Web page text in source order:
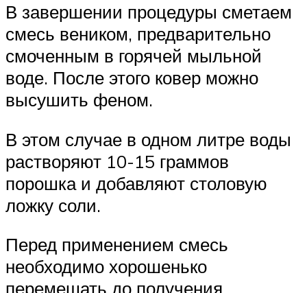
В завершении процедуры сметаем
смесь веником, предварительно
смоченным в горячей мыльной
воде. После этого ковер можно
высушить феном.
В этом случае в одном литре воды
растворяют 10-15 граммов
порошка и добавляют столовую
ложку соли.
Перед применением смесь
необходимо хорошенько
перемешать до получения